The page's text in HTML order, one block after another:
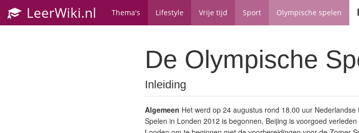
LeerWiki.nl Thema's Lifestyle Vrije tijd Sport Olympische spelen
De Olympische
Inleiding
Algemeen Het werd op 24 augustus rond 18.00 uur
Spelen in Londen 2012 is begonnen, Beijing is voorgoed